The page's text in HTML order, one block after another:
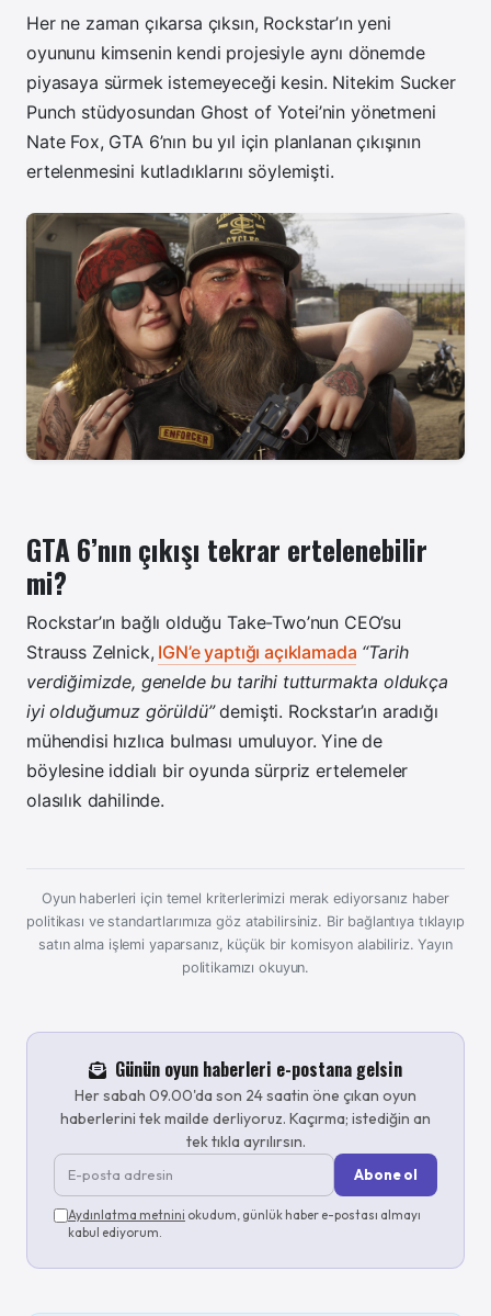
Her ne zaman çıkarsa çıksın, Rockstar’ın yeni
oyununu kimsenin kendi projesiyle aynı dönemde
piyasaya sürmek istemeyeceği kesin. Nitekim Sucker
Punch stüdyosundan Ghost of Yotei’nin yönetmeni
Nate Fox, GTA 6’nın bu yıl için planlanan çıkışının
ertelenmesini kutladıklarını söylemişti.
GTA 6’nın çıkışı tekrar ertelenebilir
mi?
Rockstar’ın bağlı olduğu Take-Two’nun CEO’su
Strauss Zelnick, IGN’e yaptığı açıklamada “Tarih
verdiğimizde, genelde bu tarihi tutturmakta oldukça
iyi olduğumuz görüldü”demişti. Rockstar’ın aradığı
mühendisi hızlıca bulması umuluyor. Yine de
böylesine iddialı bir oyunda sürpriz ertelemeler
olasılık dahilinde.
Oyun haberleri için temel kriterlerimizi merak ediyorsanız haber
politikası ve standartlarımıza göz atabilirsiniz. Bir bağlantıya tıklayıp
satın alma işlemi yaparsanız, küçük bir komisyon alabiliriz.Yayın
politikamızı okuyun.
Günün oyun haberleri e-postana gelsin
Her sabah 09.00'da son 24 saatin öne çıkan oyun
haberlerini tek mailde derliyoruz. Kaçırma; istediğin an
tek tıkla ayrılırsın.
Abone ol
Aydınlatma metnini okudum, günlük haber e-postası almayı
kabul ediyorum.